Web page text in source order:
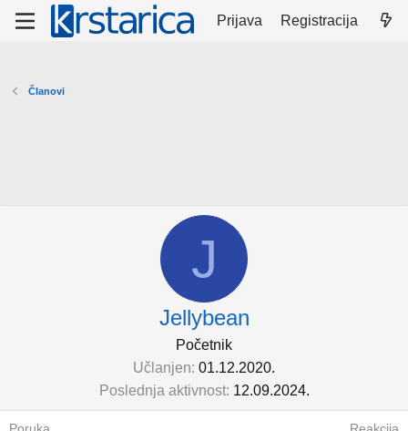
Prijava Registracija
Članovi
J
Jellybean
Početnik
Učlanjen 01.12.2020.
Poslednja aktivnost 12.09.2024.